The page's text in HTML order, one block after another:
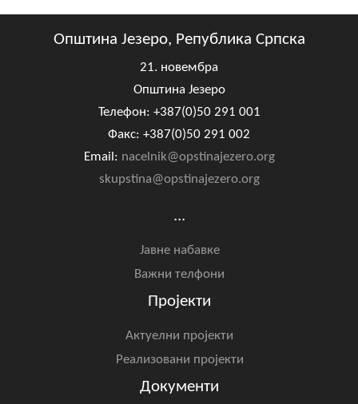
Општина Језеро, Република Српска
21. новембра
Општина Језеро
Телефон: +387(0)50 291 001
Факс: +387(0)50 291 002
Email: nacelnik@opstinajezero.org
skupstina@opstinajezero.org
...
Јавне набавке
Важни телфони
Пројекти
Актуелни пројекти
Реализовани пројекти
Документи